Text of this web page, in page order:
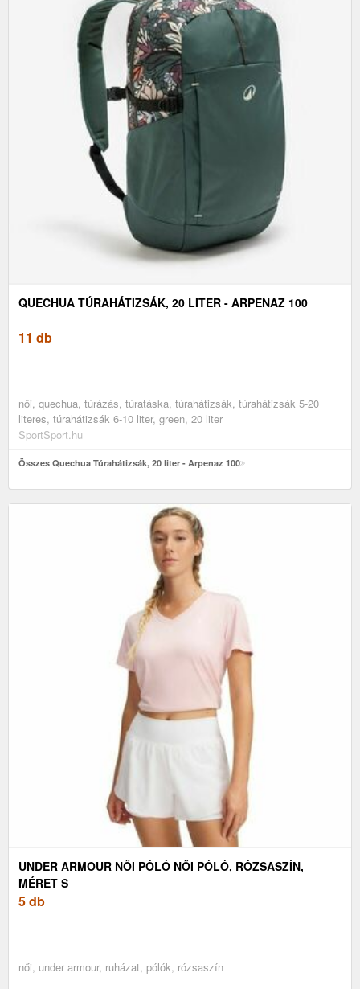
QUECHUA TÚRAHÁTIZSÁK, 20 LITER - ARPENAZ 100
11 db
női, quechua, túrázás, túratáska, túrahátizsák, túrahátizsák 5-20
literes, túrahátizsák 6-10 liter, green, 20 liter
SportSport.hu
Összes Quechua Túrahátizsák, 20 liter - Arpenaz 100
UNDER ARMOUR NŐI PÓLÓ NŐI PÓLÓ, RÓZSASZÍN,
MÉRET S
5 db
női, under armour, ruházat, pólók, rózsaszín